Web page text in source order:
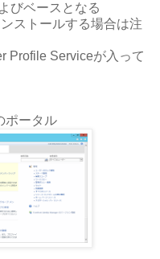
びベースとなる
ストールする場合は注
Profile Serviceが入って
ポータル